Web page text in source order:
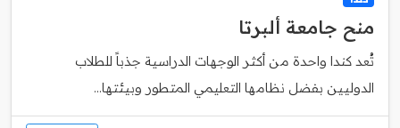
منح جامعة ألبرتا
تُعد كندا واحدة من أكثر الوجهات الدراسية جذباً للطلاب
الدوليين بفضل نظامها التعليمي المتطور وبيئتها...